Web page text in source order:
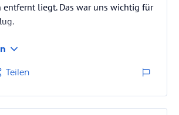
liegt. Das war uns wichtig für
Teilen